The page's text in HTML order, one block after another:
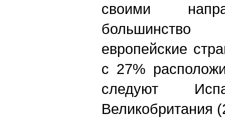
своими
большинство
европейские
с 27%
следуют
Великобритания